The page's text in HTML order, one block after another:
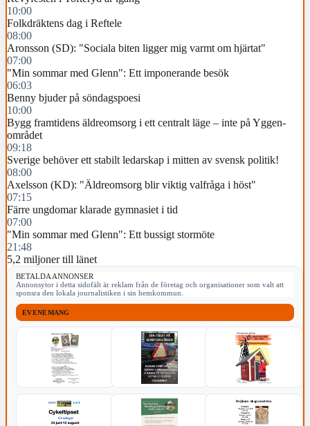
10:00
Folkdräktens dag i Reftele
08:00
Aronsson (SD): "Sociala biten ligger mig varmt om hjärtat"
07:00
"Min sommar med Glenn": Ett imponerande besök
06:03
Benny bjuder på söndagspoesi
10:00
Bygg framtidens äldreomsorg i ett centralt läge – inte på Yggen-
området
09:18
Sverige behöver ett stabilt ledarskap i mitten av svensk politik!
08:00
Axelsson (KD): "Äldreomsorg blir viktig valfråga i höst"
07:15
Färre ungdomar klarade gymnasiet i tid
07:00
"Min sommar med Glenn": Ett bussigt stormöte
21:48
5,2 miljoner till länet
BETALDA ANNONSER
Annonsytor i detta sidofält är reklam från de företag och organisationer som valt att
sponsra den lokala journalistiken i sin hemkommun.
EVENEMANG